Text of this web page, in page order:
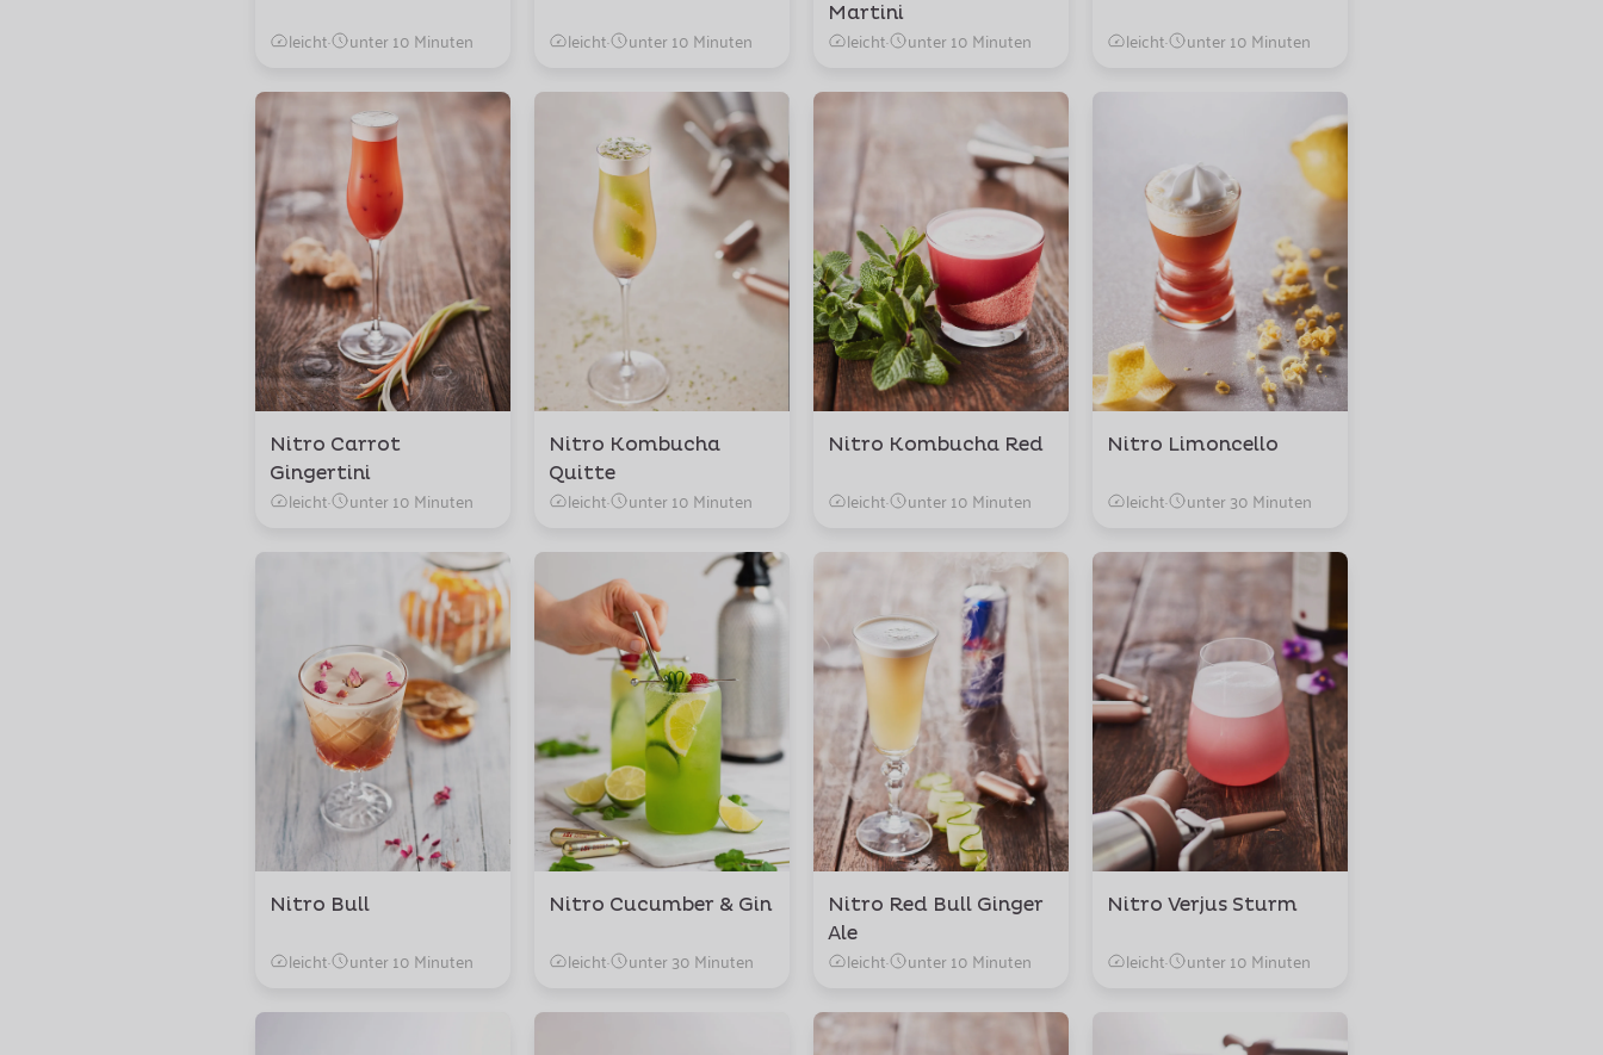
leicht· unter 10 Minuten leicht· unter 10 Minuten
Martini
leicht· unter 10 Minuten leicht· unter 10 Minuten
Nitro Carrot
Gingertini
leicht· unter 10 Minuten
Nitro Kombucha
Quitte
leicht· unter 10 Minuten
Nitro Kombucha Red
leicht· unter 10 Minuten
Nitro Limoncello
leicht· unter 30 Minuten
Nitro Bull
leicht· unter 10 Minuten
Nitro Cucumber & Gin
leicht· unter 30 Minuten
Nitro Red Bull Ginger
Ale
leicht· unter 10 Minuten
Nitro Verjus Sturm
leicht· unter 10 Minuten